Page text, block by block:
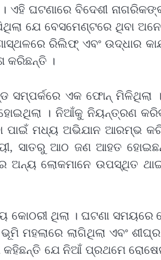
ଘଟଣାରେ ବିଦେଶୀ
ଯେ ବେସମେଣ୍ଟରେ ଥିବା
ରିଲିଫ୍ ଏବଂ ଉଦ୍ଧାର
କରିଛନ୍ତି ।
ସମ୍ପର୍କରେ ଏକ ଫୋନ୍ ମିଳିଥିଲା
। ନିଆଁକୁ ନିୟନ୍ତ୍ରଣ
ପାଇଁ ମଧ୍ୟ ଅଭିଯାନ ଆରମ୍ଭ
ସାତରୁ ଆଠ ଜଣ ଆହତ
ଅନ୍ୟ ଲୋକମାନେ ଉପସ୍ଥିତ
କୋଠରୀ ଥିଲା । ଘଟଣା ସମୟରେ
ମହଲାରେ ଲାଗିଥିଲା ଏବଂ
କହିଛନ୍ତି ଯେ ନିଆଁ ପ୍ରଥମେ